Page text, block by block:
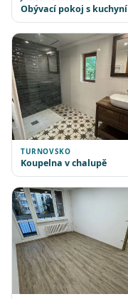
Obývací pokoj s kuchyní
TURNOVSKO
Koupelna v chalupě